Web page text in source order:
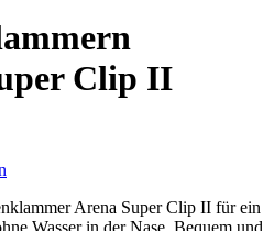
Clip II
Arena Super Clip II für ein
Wasser in der Nase. Bequem und